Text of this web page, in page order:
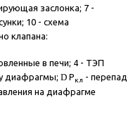
заслонка; 7 -
10 - схема
клапана:
в печи; 4 - ТЭП
диафрагмы; D Ркл - перепад
на диафрагме